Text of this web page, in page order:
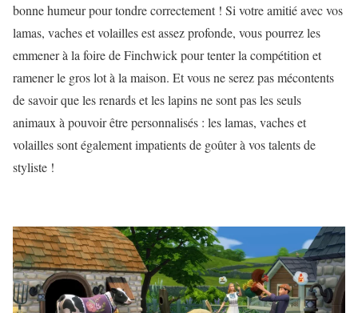
bonne humeur pour tondre correctement ! Si votre amitié avec vos
lamas, vaches et volailles est assez profonde, vous pourrez les
emmener à la foire de Finchwick pour tenter la compétition et
ramener le gros lot à la maison. Et vous ne serez pas mécontents
de savoir que les renards et les lapins ne sont pas les seuls
animaux à pouvoir être personnalisés : les lamas, vaches et
volailles sont également impatients de goûter à vos talents de
styliste !